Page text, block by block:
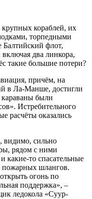
кораблей, их
торпедными
флот,
два линкора,
такие большие потери?
причём, на
в Ла-Манше, достигли
караваны были
Истребительного
расчёты оказались
видимо, сильно
рядом с ними
какие-то спасательные
шлангов.
огонь по
поддержка», –
ледокола «Суур-